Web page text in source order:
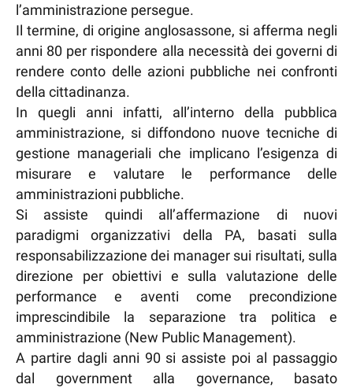
l’amministrazione persegue.
Il termine, di origine anglosassone, si afferma negli
anni 80 per rispondere alla necessità dei governi di
rendere conto delle azioni pubbliche nei confronti
della cittadinanza.
In quegli anni infatti, all’interno della pubblica
amministrazione, si diffondono nuove tecniche di
gestione manageriali che implicano l’esigenza di
misurare e valutare le performance delle
amministrazioni pubbliche.
Si assiste quindi all’affermazione di nuovi
paradigmi organizzativi della PA, basati sulla
responsabilizzazione dei manager sui risultati, sulla
direzione per obiettivi e sulla valutazione delle
performance e aventi come precondizione
imprescindibile la separazione tra politica e
amministrazione (New Public Management).
A partire dagli anni 90 si assiste poi al passaggio
dal government alla governance, basato